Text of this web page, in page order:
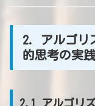
2. アルゴリ
的思考の実践
2.1 アルゴリ